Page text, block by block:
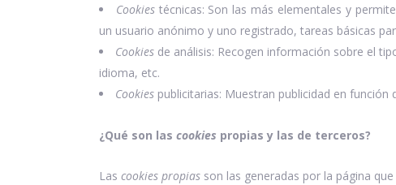
Cookiestécnicas: Son las más elementales y
un usuario anónimo y uno registrado, tareas básicas
Cookies de análisis: Recogen información sobre el
idioma, etc.
Cookies publicitarias: Muestran publicidad en
¿Qué son las cookies propias y las de terceros?
Las cookies propias son las generadas por la página